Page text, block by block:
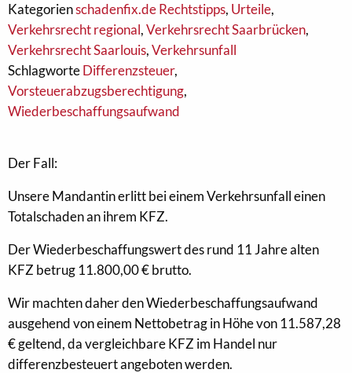
Kategorienschadenfix.de Rechtstipps, Urteile,
Verkehrsrecht regional,Verkehrsrecht Saarbrücken,
Verkehrsrecht Saarlouis,Verkehrsunfall
SchlagworteDifferenzsteuer,
Vorsteuerabzugsberechtigung,
Wiederbeschaffungsaufwand
Der Fall:
Unsere Mandantin erlitt bei einem Verkehrsunfall einen
Totalschaden an ihrem KFZ.
Der Wiederbeschaffungswert des rund 11 Jahre alten
KFZ betrug 11.800,00 € brutto.
Wir machten daher den Wiederbeschaffungsaufwand
ausgehend von einem Nettobetrag in Höhe von 11.587,28
€ geltend, da vergleichbare KFZ im Handel nur
differenzbesteuert angeboten werden.